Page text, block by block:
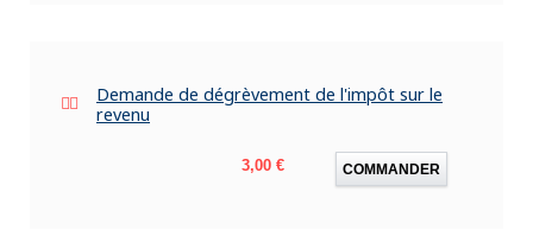
Demande de dégrèvement de l'impôt sur le
revenu
Prix
3,00 € COMMANDER